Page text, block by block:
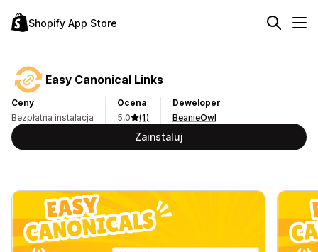
Shopify App Store
Easy Canonical Links
Ceny
Bezpłatna instalacja
Ocena
5,0
(1)
Deweloper
BeanieOwl
Zainstaluj